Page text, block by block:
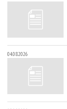
04.08.2026